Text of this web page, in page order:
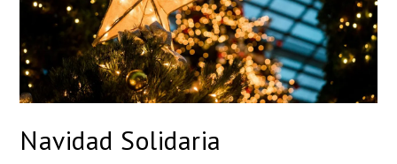
Navidad Solidaria